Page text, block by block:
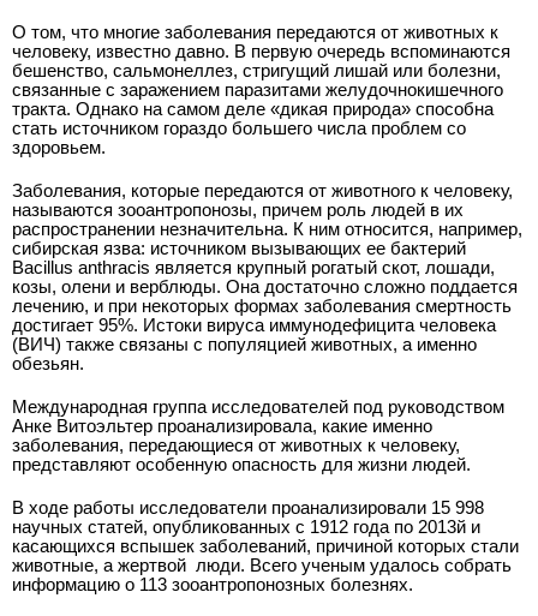
О том, что многие заболевания передаются от животных к
человеку, известно давно. В первую очередь вспоминаются
бешенство, сальмонеллез, стригущий лишай или болезни,
связанные с заражением паразитами желудочно­кишечного
тракта. Однако на самом деле «дикая природа» способна
стать источником гораздо большего числа проблем со
здоровьем.
Заболевания, которые передаются от животного к человеку,
называются зооантропонозы, причем роль людей в их
распространении незначительна. К ним относится, например,
сибирская язва: источником вызывающих ее бактерий
Bacillus anthracis является крупный рогатый скот, лошади,
козы, олени и верблюды. Она достаточно сложно поддается
лечению, и при некоторых формах заболевания смертность
достигает 95%. Истоки вируса иммунодефицита человека
(ВИЧ) также связаны с популяцией животных, а именно
обезьян.
Международная группа исследователей под руководством
Анке Витоэльтер проанализировала, какие именно
заболевания, передающиеся от животных к человеку,
представляют особенную опасность для жизни людей.
В ходе работы исследователи проанализировали 15 998
научных статей, опубликованных с 1912 года по 2013­й и
касающихся вспышек заболеваний, причиной которых стали
животные, а жертвой ­ люди. Всего ученым удалось собрать
информацию о 113 зооантропонозных болезнях.